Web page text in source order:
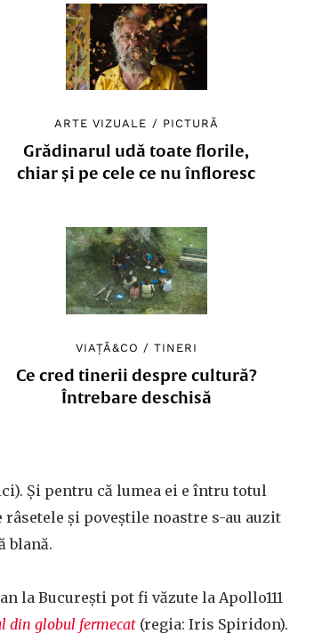
ARTE VIZUALE / PICTURĂ
Grădinarul udă toate florile,
chiar și pe cele ce nu înfloresc
VIAȚĂ&CO /TINERI
Ce cred tinerii despre cultură?
Întrebare deschisă
Și pentru că lumea ei e întru totul
și poveștile noastre s-au auzit
blană.
la București pot fi văzute la Apollo111
din globul fermecat (regia: Iris Spiridon).